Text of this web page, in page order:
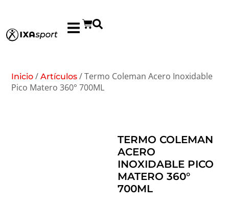
Inicio /Artículos / Termo Coleman Acero Inoxidable
Pico Matero 360° 700ML
TERMO COLEMAN
ACERO
INOXIDABLE PICO
MATERO 360°
700ML